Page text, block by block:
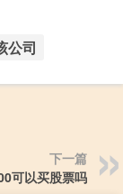
公司
下一篇
可以买股票吗